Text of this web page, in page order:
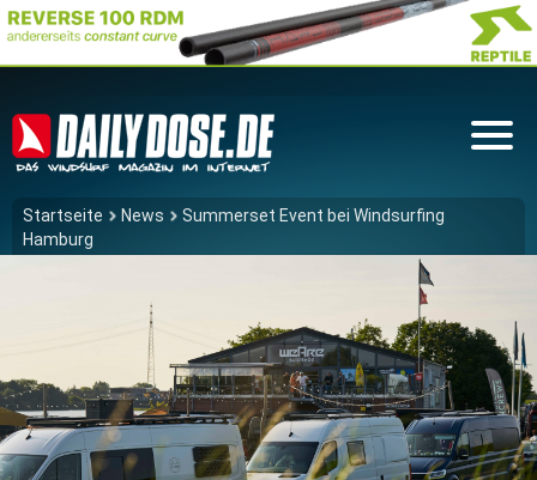
Startseite News
Summerset Event bei Windsurfing
Hamburg